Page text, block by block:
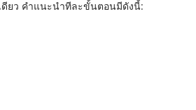
ดียว คำแนะนำทีละขั้นตอนมีดังนี้: